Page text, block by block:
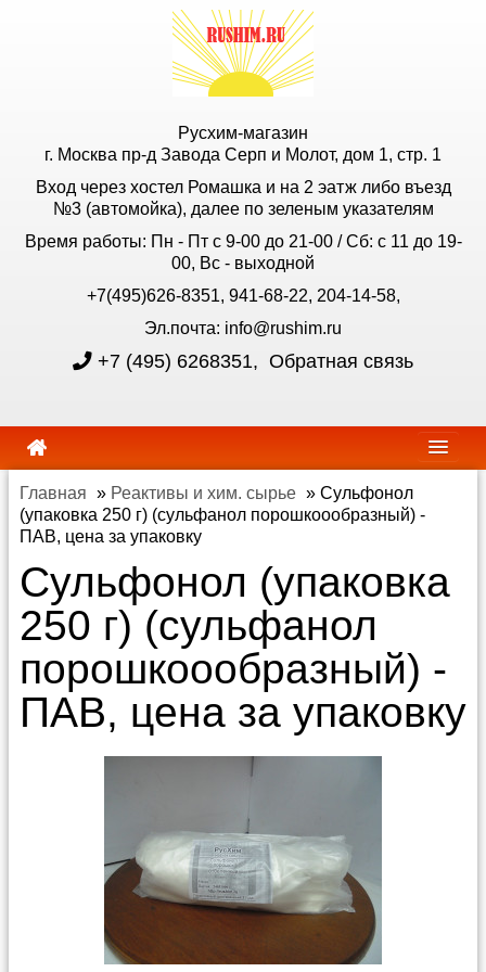
Русхим-магазин
г. Москва пр-д Завода Серп и Молот, дом 1, стр. 1
Вход через хостел Ромашка и на 2 эатж либо въезд
№3 (автомойка), далее по зеленым указателям
Время работы: Пн - Пт с 9-00 до 21-00 / Сб: с 11 до 19-
00, Вс - выходной
+7(495)626-8351, 941-68-22, 204-14-58,
Эл.почта: info@rushim.ru
+7 (495) 6268351, Обратная связь
Главная » Реактивы и хим. сырье » Сульфонол
(упаковка 250 г) (сульфанол порошкоообразный) -
ПАВ, цена за упаковку
Сульфонол (упаковка
250 г) (сульфанол
порошкоообразный) -
ПАВ, цена за упаковку